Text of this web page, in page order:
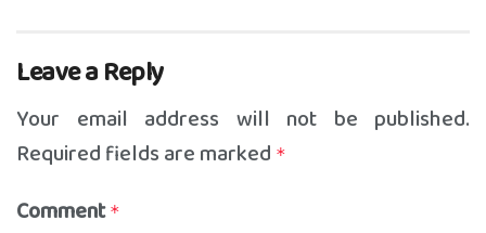
Leave a Reply
Your email address will not be published.
Required fields are marked *
Comment *